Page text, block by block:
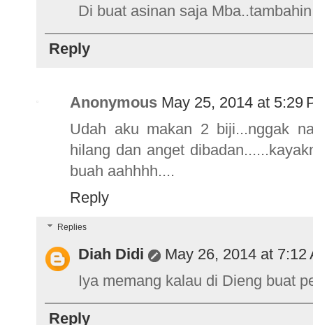
Di buat asinan saja
Reply
Anonymous May 25, 2014 at 5:29
Udah aku makan 2 biji...nggak
hilang dan anget
buah aahhhh....
Reply
Replies
Diah Didi
May 26, 2014 at 7:12
Iya memang kalau di Dieng buat
Reply